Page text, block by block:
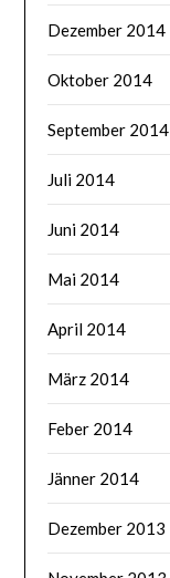
Dezember 2014
Oktober 2014
September 2014
Juli 2014
Juni 2014
Mai 2014
April 2014
März 2014
Feber 2014
Jänner 2014
Dezember 2013